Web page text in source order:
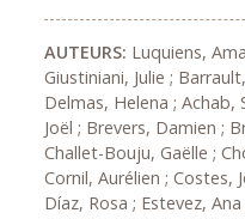
AUTEURS: Luquiens,
Giustiniani, Julie ;
Delmas, Helena ;
Joël ; Brevers, Damien ;
Challet-Bouju, Gaëlle ;
Cornil, Aurélien ; Costes,
Díaz, Rosa ; Estevez,